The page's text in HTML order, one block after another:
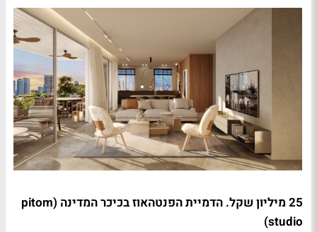
25 מיליון שקל. הדמיית הפנטהאוז בכיכר המדינה (pitom
studio)